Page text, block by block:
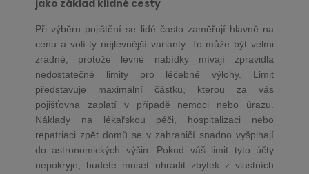
jako základ klidné cesty
Při výběru pojištění se lidé často zaměřují hlavně na
cenu a volí ty nejlevnější varianty. To může být velmi
zrádné, protože levné nabídky mívají zpravidla
nedostatečné limity pro léčebné výlohy. Limit
představuje maximální částku, kterou za vás
pojišťovna zaplatí v případě nemoci nebo úrazu.
Náklady na lékařskou péči, hospitalizaci nebo
repatriaci zpět domů se v zahraničí snadno vyšplhají
do astronomických výšin. Pokud váš limit tyto účty
nepokryje, budete muset uhradit zbytek z vlastních